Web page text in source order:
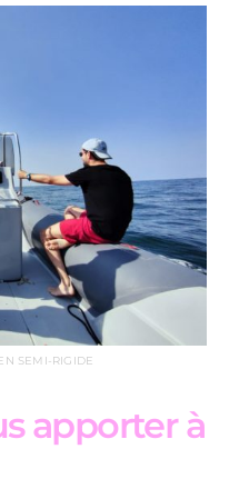
SEMI-RIGIDE
apporter à